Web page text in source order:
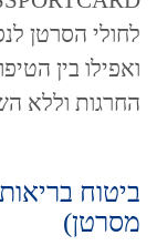
לחולי הסרטן
ואפילו בין
החרגות וללא
ביטוח
מסרטן)